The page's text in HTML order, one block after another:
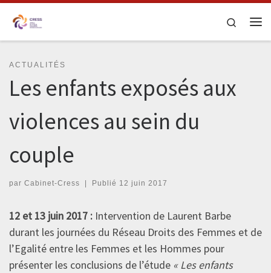
Skip to content
Search
ACTUALITÉS
Les enfants exposés aux
violences au sein du
couple
par Cabinet-Cress Publié 12 juin 2017
12 et 13 juin 2017 : Intervention de Laurent Barbe
durant les journées du Réseau Droits des Femmes et de
l’Egalité entre les Femmes et les Hommes pour
présenter les conclusions de l’étude « Les enfants